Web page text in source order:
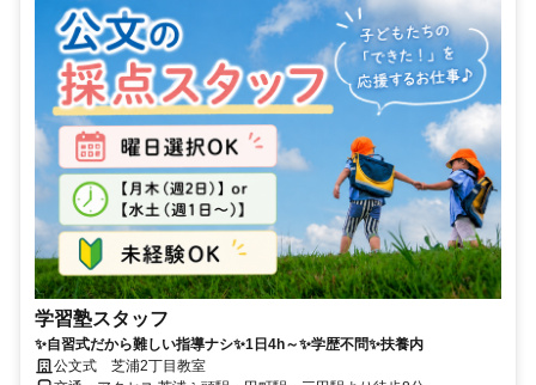
学習塾スタッフ
✨自習式だから難しい指導ナシ✨1日4h～✨学歴不問✨扶養内
公文式 芝浦2丁目教室